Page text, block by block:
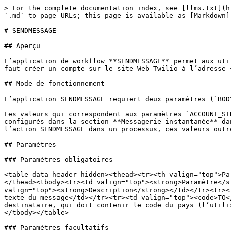
> For the complete documentation index, see
`.md` to page URLs; this page is available as
# SENDMESSAGE
## Aperçu
L’application de workflow **SENDMESSAGE**
faut créer un compte sur le site Web Twilio à l’adresse
## Mode de fonctionnement
L’application SENDMESSAGE requiert deux
Les valeurs qui correspondent aux paramètres
configurés dans la section **Messagerie instantanée**
l’action SENDMESSAGE dans un processus, ces valeurs
## Paramètres
### Paramètres obligatoires
<table data-header-hidden><thead><tr><th
</thead><tbody><tr><td
valign="top"><strong>Description</strong></td></
texte du message</td></tr><tr><td
destinataire, qui doit contenir le code du pays
</tbody></table>
### Paramètres facultatifs